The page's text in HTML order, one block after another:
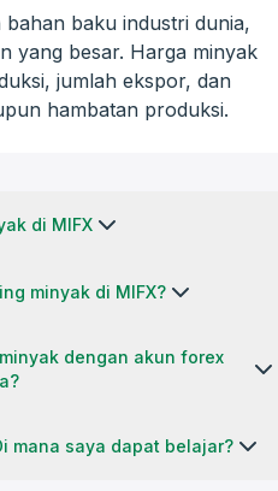
baku industri dunia,
yang besar. Harga minyak
jumlah ekspor, dan
hambatan produksi.
di MIFX
minyak di MIFX?
dengan akun forex
mana saya dapat belajar?